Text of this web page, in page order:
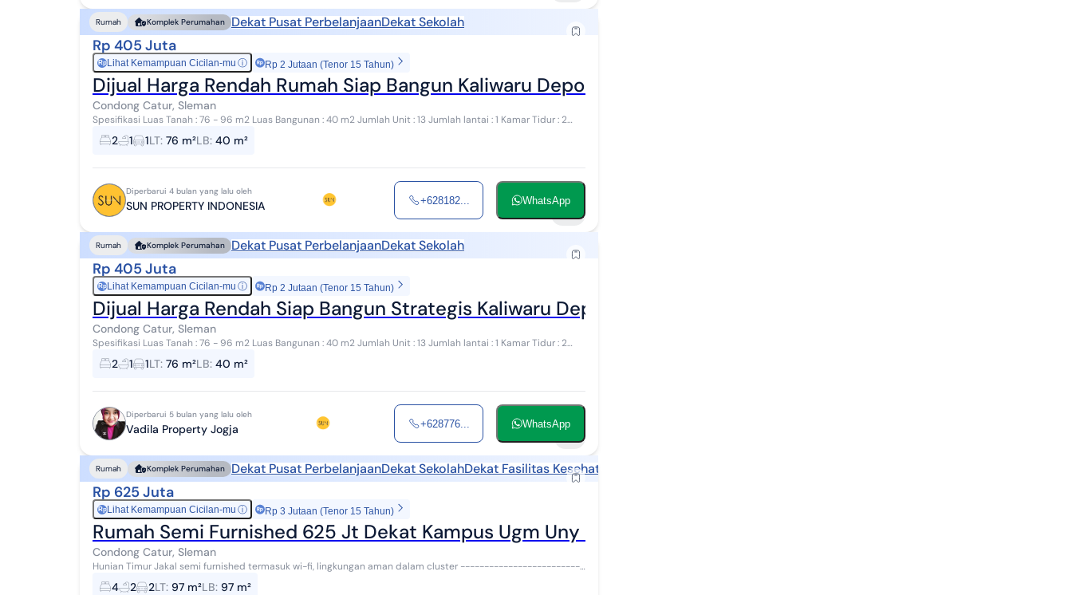
Rumah Komplek Perumahan Dekat Pusat PerbelanjaanDekat Sekolah
Rp 405 Juta
RpLihat Kemampuan Cicilan-mu ⓘ Rp 2 Jutaan (Tenor 15 Tahun)
Dijual Harga Rendah Rumah Siap Bangun Kaliwaru Depok Sleman
Condong Catur, Sleman
Spesifikasi Luas Tanah : 76 - 96 m2 Luas Bangunan : 40 m2 Jumlah Unit : 13 Jumlah lantai : 1 Kamar Tidur : 2
Kamar Mandi : 1 Carport : ada Ruangan ...
2 1 1LT: 76 m²LB: 40 m²
Diperbarui 4 bulan yang lalu oleh
SUN PROPERTY INDONESIA +628182... WhatsApp
Rumah Komplek Perumahan Dekat Pusat PerbelanjaanDekat Sekolah
Rp 405 Juta
RpLihat Kemampuan Cicilan-mu ⓘ Rp 2 Jutaan (Tenor 15 Tahun)
Dijual Harga Rendah Siap Bangun Strategis Kaliwaru Depok Sleman
Condong Catur, Sleman
Spesifikasi Luas Tanah : 76 - 96 m2 Luas Bangunan : 40 m2 Jumlah Unit : 13 Jumlah lantai : 1 Kamar Tidur : 2
Kamar Mandi : 1 Carport : ada Ruangan ...
2 1 1LT: 76 m²LB: 40 m²
Diperbarui 5 bulan yang lalu oleh
Vadila Property Jogja +628776... WhatsApp
Rumah Komplek Perumahan Dekat Pusat PerbelanjaanDekat SekolahDekat Fasilitas Kesehatan
Rp 625 Juta
RpLihat Kemampuan Cicilan-mu ⓘ Rp 3 Jutaan (Tenor 15 Tahun)
Rumah Semi Furnished 625 Jt Dekat Kampus Ugm Uny Upn & Pakuwon Mall SHM
Condong Catur, Sleman
Hunian Timur Jakal semi furnished termasuk wi-fi, lingkungan aman dalam cluster --------------------------
-----------------------------------------...
4 2 2LT: 97 m²LB: 97 m²